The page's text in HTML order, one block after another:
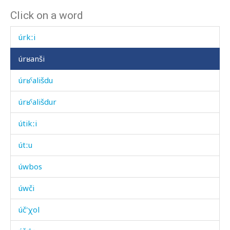
Click on a word
únsurčennu
úrkːi
úrʁanši
úrʁˤališdu
úrʁˤališdur
útikːi
útːu
úwbos
úwči
úč'χol